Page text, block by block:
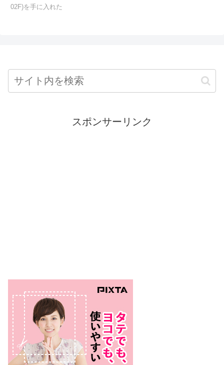
02F)を手に入れた
スポンサーリンク